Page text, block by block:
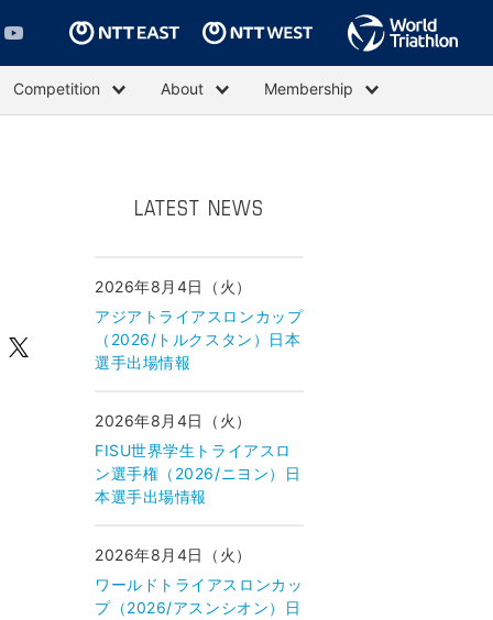
Competition About Membership
LATEST NEWS
2026年8月4日（火）
アジアトライアスロンカップ
（2026/トルクスタン）日本
選手出場情報
2026年8月4日（火）
FISU世界学生トライアスロ
ン選手権（2026/ニヨン）日
本選手出場情報
2026年8月4日（火）
ワールドトライアスロンカッ
プ（2026/アスンシオン）日